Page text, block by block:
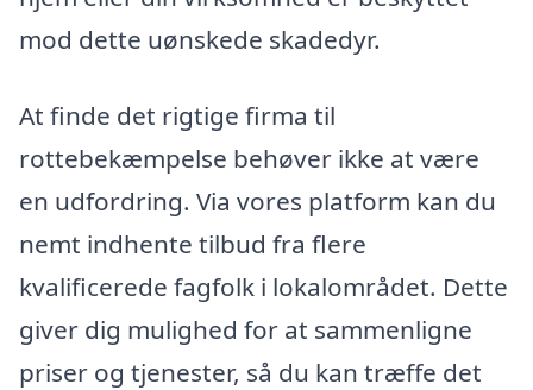
mod dette uønskede skadedyr.
At finde det rigtige firma til
rottebekæmpelse behøver ikke at være
en udfordring. Via vores platform kan du
nemt indhente tilbud fra flere
kvalificerede fagfolk i lokalområdet. Dette
giver dig mulighed for at sammenligne
priser og tjenester, så du kan træffe det